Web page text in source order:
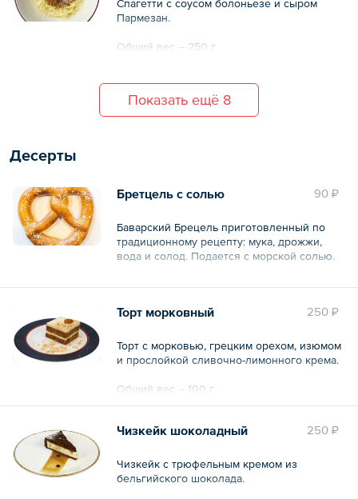
Спагетти с соусом болоньезе и сыром
Пармезан.
Общий вес – 250 г
Показать ещё 8
Десерты
90 ₽
Бретцель с солью
Баварский Брецель приготовленный по
традиционному рецепту: мука, дрожжи,
вода и солод. Подается с морской солью.
Общий вес – 80 г
250 ₽
Торт морковный
Торт с морковью, грецким орехом, изюмом
и прослойкой сливочно-лимонного крема.
Общий вес – 100 г
250 ₽
Чизкейк шоколадный
Чизкейк с трюфельным кремом из
бельгийского шоколада.